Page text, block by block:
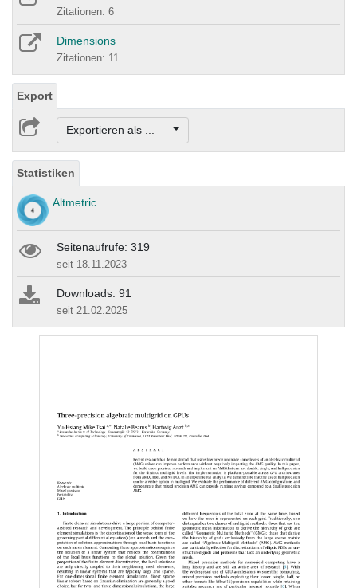
Zitationen: 6
Dimensions
Zitationen: 11
Export
Exportieren als ...
Statistiken
Altmetric
Seitenaufrufe: 319
seit 18.11.2023
Downloads: 91
seit 21.02.2025